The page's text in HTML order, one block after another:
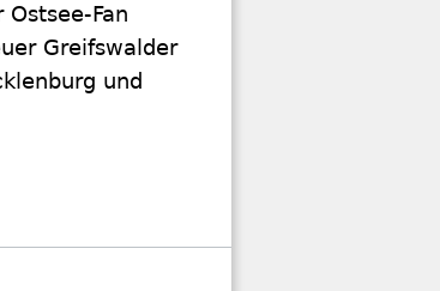
Fan
Greifswalder
und